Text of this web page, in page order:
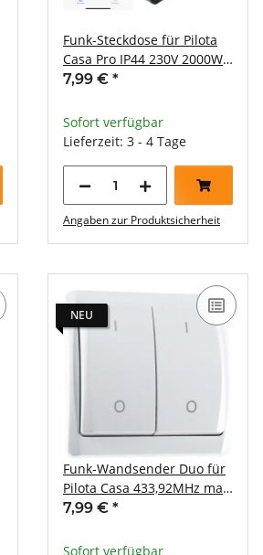
Funk-Steckdose für Pilota
Casa Pro IP44 230V 2000W
max. 30m
7,99 € *
Sofort verfügbar
Lieferzeit: 3 - 4 Tage
Angaben zur Produktsicherheit
NEU
Funk-Wandsender Duo für
Pilota Casa 433,92MHz max.
70m Batterie A23
7,99 € *
Sofort verfügbar